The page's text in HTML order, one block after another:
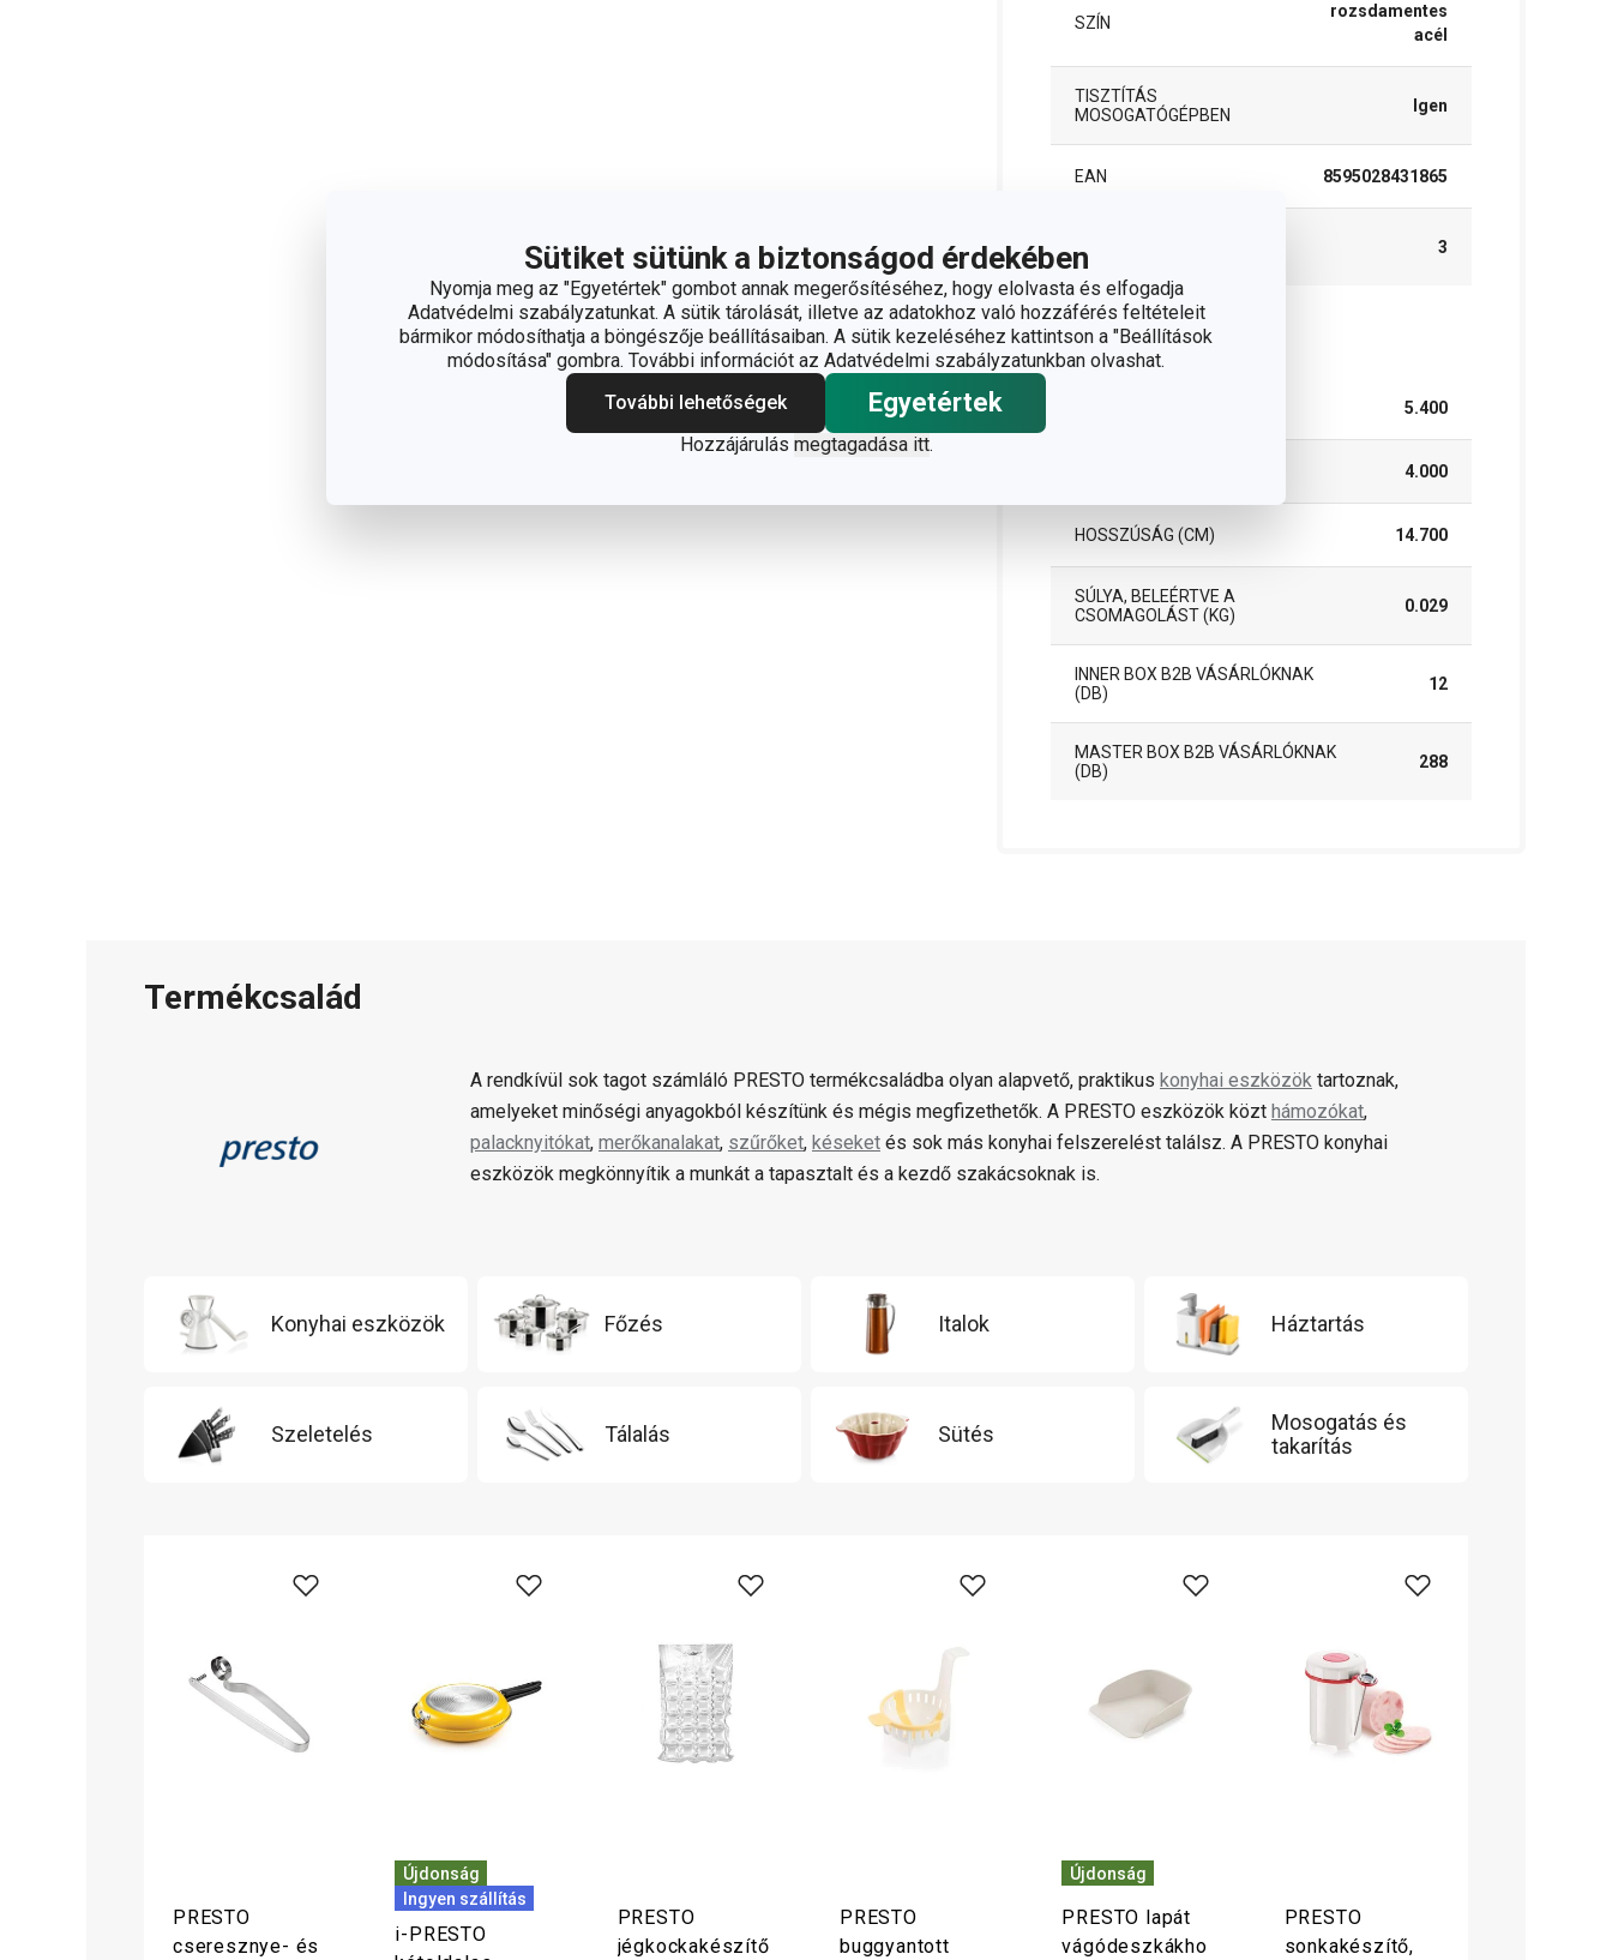
Sütiket sütünk a biztonságod érdekében
Nyomja meg az "Egyetértek" gombot annak megerősítéséhez, hogy elolvasta és elfogadja
Adatvédelmi szabályzatunkat. A sütik tárolását, illetve az adatokhoz való hozzáférés feltételeit
bármikor módosíthatja a böngészője beállításaiban. A sütik kezeléséhez kattintson a "Beállítások
módosítása" gombra. További információt az Adatvédelmi szabályzatunkban olvashat.
További lehetőségek
Egyetértek
Hozzájárulás megtagadása itt.
SZÍN
rozsdamentes
acél
TISZTÍTÁS
MOSOGATÓGÉPBEN
Igen
EAN 8595028431865
(ÉVEKBEN)
3
Csomag
5.400
4.000
HOSSZÚSÁG (CM) 14.700
SÚLYA, BELEÉRTVE A
CSOMAGOLÁST (KG)
0.029
INNER BOX B2B VÁSÁRLÓKNAK
(DB)
12
MASTER BOX B2B VÁSÁRLÓKNAK
(DB)
288
Termékcsalád
A rendkívül sok tagot számláló PRESTO termékcsaládba olyan alapvető, praktikus konyhai eszközök tartoznak,
amelyeket minőségi anyagokból készítünk és mégis megfizethetők. A PRESTO eszközök közt hámozókat,
palacknyitókat, merőkanalakat, szűrőket, késeket és sok más konyhai felszerelést találsz. A PRESTO konyhai
eszközök megkönnyítik a munkát a tapasztalt és a kezdő szakácsoknak is.
Konyhai eszközök Főzés Italok Háztartás
Szeletelés Tálalás Sütés
Mosogatás és
takarítás
PRESTO
cseresznye- és
Újdonság
Ingyen szállítás
i-PRESTO
PRESTO
jégkockakészítő
PRESTO
buggyantott
Újdonság
PRESTO lapát
vágódeszkákho
PRESTO
sonkakészítő,